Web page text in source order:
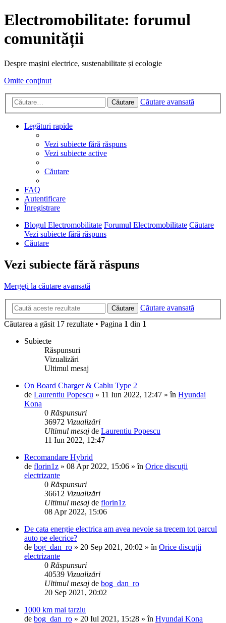
Electromobilitate: forumul
comunității
Despre mașini electrice, sustenabilitate și ecologie
Omite conţinut
Căutare Căutare avansată
Legături rapide
Vezi subiecte fără răspuns
Vezi subiecte active
Căutare
FAQ
Autentificare
Înregistrare
Blogul Electromobilitate Forumul Electromobilitate Căutare
Vezi subiecte fără răspuns
Căutare
Vezi subiecte fără răspuns
Mergeți la căutare avansată
Căutare
Căutare avansată
Căutarea a găsit 17 rezultate • Pagina 1 din 1
Subiecte
Răspunsuri
Vizualizări
Ultimul mesaj
On Board Charger & Cablu Type 2
de Laurentiu Popescu » 11 Iun 2022, 12:47 » în Hyundai
Kona
0 Răspunsuri
36972 Vizualizări
Ultimul mesaj de Laurentiu Popescu
11 Iun 2022, 12:47
Recomandare Hybrid
de florin1z » 08 Apr 2022, 15:06 » în Orice discuții
electrizante
0 Răspunsuri
36612 Vizualizări
Ultimul mesaj de florin1z
08 Apr 2022, 15:06
De cata energie electrica am avea nevoie sa trecem tot parcul
auto pe elecrice?
de bog_dan_ro » 20 Sep 2021, 20:02 » în Orice discuții
electrizante
0 Răspunsuri
40539 Vizualizări
Ultimul mesaj de bog_dan_ro
20 Sep 2021, 20:02
1000 km mai tarziu
de bog_dan_ro » 20 Iul 2021, 15:28 » în Hyundai Kona